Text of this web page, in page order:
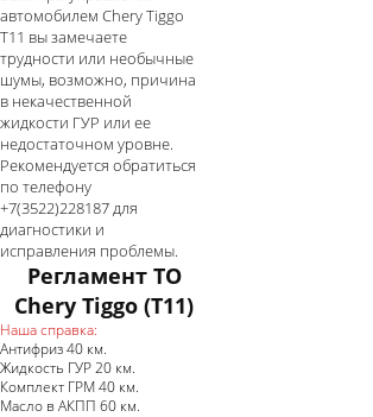
автомобилем Chery Tiggo
T11 вы замечаете
трудности или необычные
шумы, возможно, причина
в некачественной
жидкости ГУР или ее
недостаточном уровне.
Рекомендуется обратиться
по телефону
+7(3522)228187 для
диагностики и
исправления проблемы.
Регламент ТО
Chery Tiggo (T11)
Наша справка:
Антифриз 40 км.
Жидкость ГУР 20 км.
Комплект ГРМ 40 км.
Масло в АКПП 60 км.